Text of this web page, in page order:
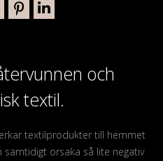
och
textil.
textilprodukter till hemmet
orsaka så lite negativ